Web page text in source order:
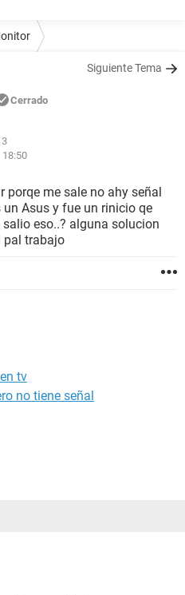
Siguiente Tema
Cerrado
18:50
porqe me sale no ahy señal
Asus y fue un rinicio qe
eso..? alguna solucion
pal trabajo
tv
no tiene señal